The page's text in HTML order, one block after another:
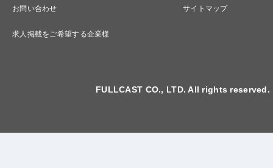
お問い合わせ
サイトマップ
求人掲載をご希望する企業様
FULLCAST CO., LTD. All rights reserved.